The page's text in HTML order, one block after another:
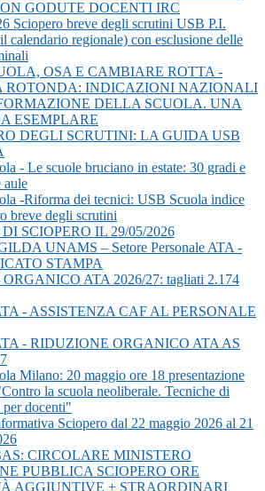
GODUTE DOCENTI IRC
Sciopero breve degli scrutini USB P.I.
calendario regionale) con esclusione delle
OSA E CAMBIARE ROTTA -
ROTONDA: INDICAZIONI NAZIONALI
DELLA SCUOLA. UNA
ESEMPLARE
DEGLI SCRUTINI: LA GUIDA USB
- Le scuole bruciano in estate: 30 gradi e
aule
-Riforma dei tecnici: USB Scuola indice
breve degli scrutini
SCIOPERO IL 29/05/2026
UNAMS – Setore Personale ATA -
STAMPA
ATA 2026/27: tagliati 2.174
- ASSISTENZA CAF AL PERSONALE
- RIDUZIONE ORGANICO ATA AS
Milano: 20 maggio ore 18 presentazione
la scuola neoliberale. Tecniche di
per docenti"
Sciopero dal 22 maggio 2026 al 21
CIRCOLARE MINISTERO
PUBBLICA SCIOPERO ORE
AGGIUNTIVE + STRAORDINARI